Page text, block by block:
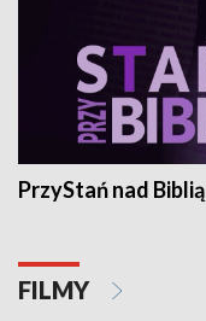
PrzyStań nad Biblią
FILMY